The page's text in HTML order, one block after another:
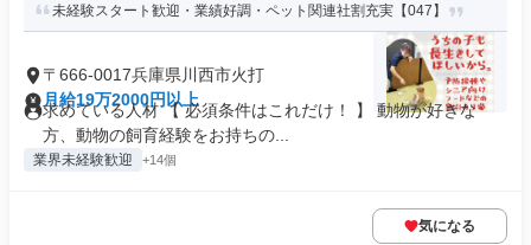
未経験スタート歓迎・業績好調・ペット関連社割充実【047】
〒666-0017兵庫県川西市火打
月給19万2000円以上
求めている人材 【 必須条件はこれだけ！ 】 動物が好きな
方、動物の飼育経験をお持ちの...
業界未経験歓迎 +14個
気になる